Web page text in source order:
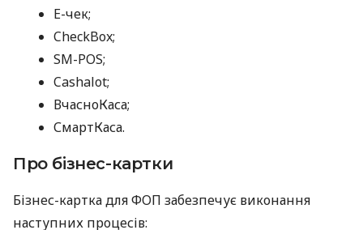
E-чек;
CheckBox;
SM-POS;
Cashalot;
ВчасноКаса;
СмартКаса.
Про бізнес-картки
Бізнес-картка для ФОП забезпечує виконання
наступних процесів: